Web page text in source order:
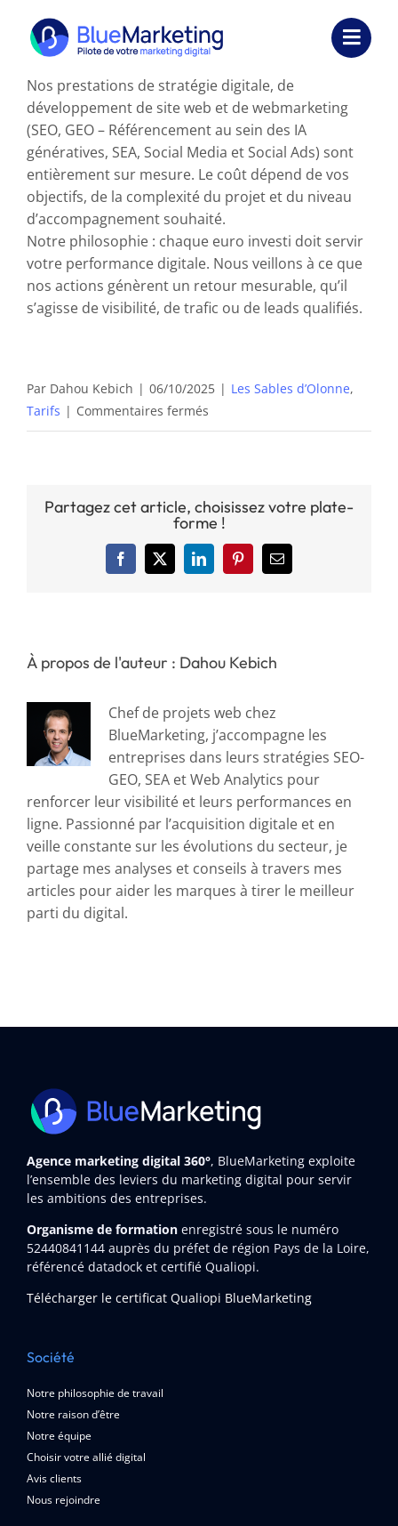
contenu
Expertises
Formations
Externalisation
Réalisations
Ressources
Nos prestations de stratégie digitale, de
développement de site web et de webmarketing
(SEO, GEO – Référencement au sein des IA
génératives, SEA, Social Media et Social Ads) sont
entièrement sur mesure. Le coût dépend de vos
objectifs, de la complexité du projet et du niveau
d’accompagnement souhaité.
Notre philosophie : chaque euro investi doit servir
votre performance digitale. Nous veillons à ce que
nos actions génèrent un retour mesurable, qu’il
s’agisse de visibilité, de trafic ou de leads qualifiés.
Par Dahou Kebich | 06/10/2025 | Les Sables d’Olonne,
Tarifs | Commentaires fermés
Combien
accompagnement
en
marketing
digital
Partagez cet article, choisissez votre plate-
forme !
Facebook
X LinkedInPinterestEmail
À propos de l'auteur : Dahou Kebich
Chef de projets web chez
BlueMarketing, j’accompagne les
entreprises dans leurs stratégies SEO-
GEO, SEA et Web Analytics pour
renforcer leur visibilité et leurs performances en
ligne. Passionné par l’acquisition digitale et en
veille constante sur les évolutions du secteur, je
partage mes analyses et conseils à travers mes
articles pour aider les marques à tirer le meilleur
parti du digital.
Agence marketing digital 360°, BlueMarketing exploite
l’ensemble des leviers du marketing digital pour servir
les ambitions des entreprises.
Organisme de formation enregistré sous le numéro
52440841144auprès du préfet de région Pays de la Loire,
référencé datadock et certifié Qualiopi.
Télécharger le certificat Qualiopi BlueMarketing
Société
Notre philosophie de travail
Notre raison d’être
Notre équipe
Choisir votre allié digital
Avis clients
Nous rejoindre